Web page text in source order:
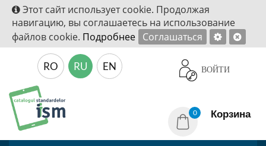
Этот сайт использует cookie. Продолжая
навигацию, вы соглашаетесь на использование
файлов cookie. Подробнее Соглашаться
ВОЙТИ
RO RU EN
0 Корзина